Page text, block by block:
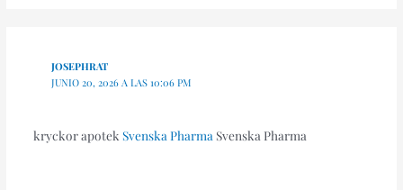
JOSEPHRAT
JUNIO 20, 2026 A LAS 10:06 PM
kryckor apotek Svenska Pharma Svenska Pharma